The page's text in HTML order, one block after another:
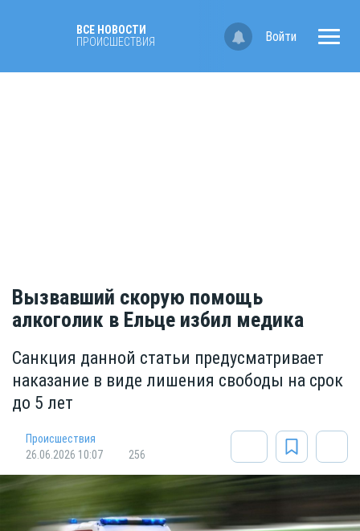
ВСЕ НОВОСТИ
ПРОИСШЕСТВИЯ
Войти
Вызвавший скорую помощь
алкоголик в Ельце избил медика
Санкция данной статьи предусматривает
наказание в виде лишения свободы на срок
до 5 лет
Происшествия
26.06.2026 10:07
256